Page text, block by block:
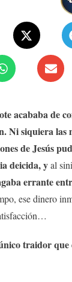
acababa de
Ni siquiera las
de Jesús
deicida, yal
errante
ese dinero
traidor que